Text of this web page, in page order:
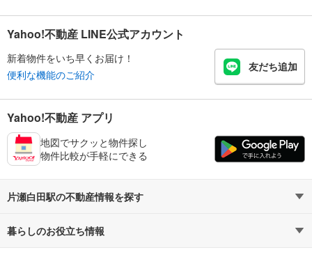
Yahoo!不動産 LINE公式アカウント
新着物件をいち早くお届け！
便利な機能のご紹介
友だち追加
Yahoo!不動産 アプリ
地図でサクッと物件探し
物件比較が手軽にできる
片瀬白田駅の不動産情報を探す
不動産・住宅
暮らしのお役立ち情報